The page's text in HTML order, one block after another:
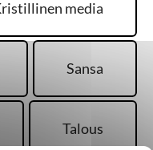
media
Sansa
Talous